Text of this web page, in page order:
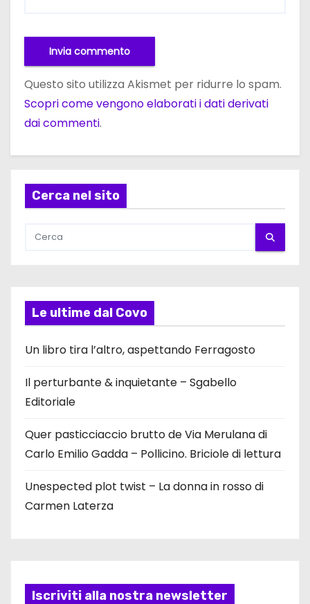
Questo sito utilizza Akismet per ridurre lo spam.
Scopri come vengono elaborati i dati derivati
dai commenti.
Cerca nel sito
Le ultime dal Covo
Un libro tira l’altro, aspettando Ferragosto
Il perturbante & inquietante – Sgabello
Editoriale
Quer pasticciaccio brutto de Via Merulana di
Carlo Emilio Gadda – Pollicino. Briciole di lettura
Unespected plot twist – La donna in rosso di
Carmen Laterza
Iscriviti alla nostra newsletter